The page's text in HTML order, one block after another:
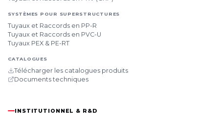
SYSTÈMES POUR SUPERSTRUCTURES
Tuyaux et Raccords en PP-R
Tuyaux et Raccords en PVC-U
Tuyaux PEX & PE-RT
CATALOGUES
Télécharger les catalogues produits
Documents techniques
INSTITUTIONNEL & R&D